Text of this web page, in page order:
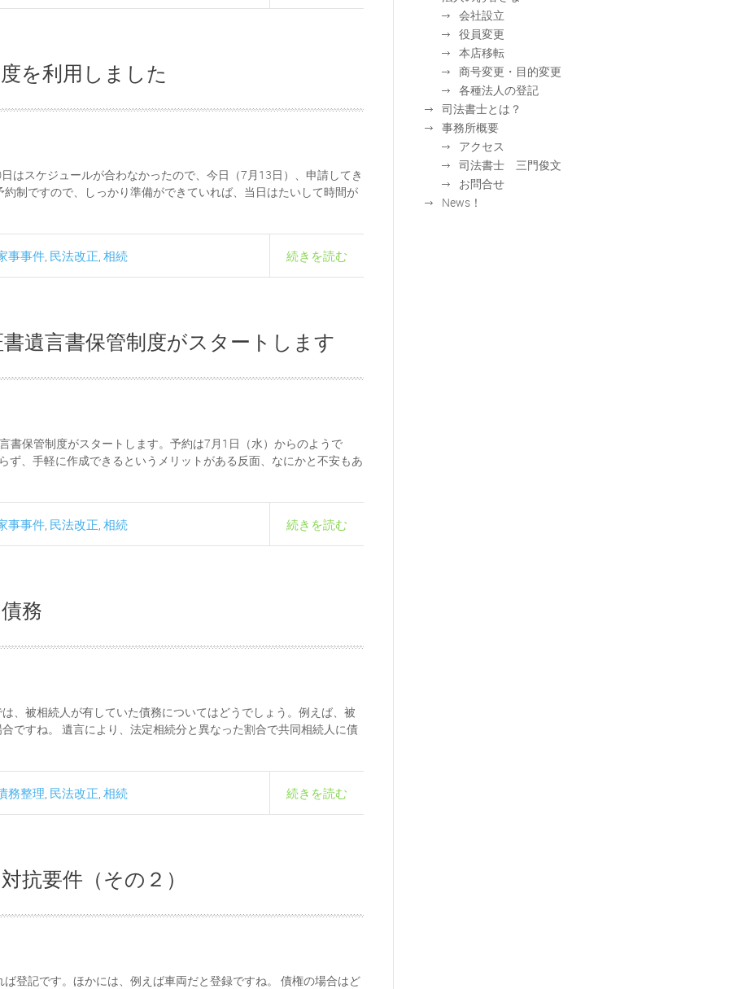
を利用しました
はスケジュールが合わなかったので、今日（7月13日）、申請してき
制ですので、しっかり準備ができていれば、当日はたいして時間が
続きを読む
事事件, 民法改正, 相続
遺言書保管制度がスタートします
書保管制度がスタートします。予約は7月1日（水）からのようで
、手軽に作成できるというメリットがある反面、なにかと不安もあ
続きを読む
事事件, 民法改正, 相続
務
、被相続人が有していた債務についてはどうでしょう。例えば、被
ですね。 遺言により、法定相続分と異なった割合で共同相続人に債
続きを読む
務整理, 民法改正, 相続
抗要件（その２）
登記です。ほかには、例えば車両だと登録ですね。 債権の場合はど
会社設立
役員変更
本店移転
商号変更・目的変更
各種法人の登記
司法書士とは？
事務所概要
アクセス
司法書士 三門俊文
お問合せ
News！